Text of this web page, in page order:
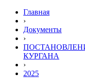
Главная
›
Документы
›
КУРГАНА
›
2025